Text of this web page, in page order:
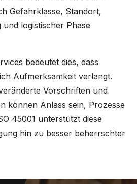
Gefahrklasse, Standort,
logistischer Phase
bedeutet dies, dass
Aufmerksamkeit verlangt.
Vorschriften und
können Anlass sein, Prozesse
45001 unterstützt diese
hin zu besser beherrschter